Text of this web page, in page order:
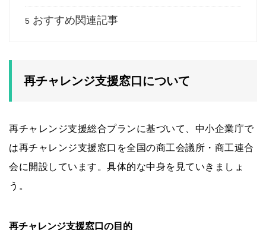
5 おすすめ関連記事
再チャレンジ支援窓口について
再チャレンジ支援総合プランに基づいて、中小企業庁で
は再チャレンジ支援窓口を全国の商工会議所・商工連合
会に開設しています。具体的な中身を見ていきましょ
う。
再チャレンジ支援窓口の目的